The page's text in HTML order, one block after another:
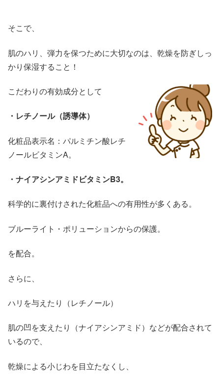
そこで、
肌のハリ、弾力を保つために大切なのは、乾燥を防ぎしっ
かり保湿すること！
こだわりの有効成分として
・レチノール（誘導体）
化粧品表示名：パルミチン酸レチ
ノールビタミンA。
・ナイアシンアミドビタミンB3。
科学的に裏付けされた化粧品への有用性が多くある。
ブルーライト・ポリューションからの保護。
を配合。
さらに、
ハリを与えたり（レチノール）
肌の凹を支えたり（ナイアシンアミド）などが配合されて
いるので、
乾燥による小じわを目立たなくし、